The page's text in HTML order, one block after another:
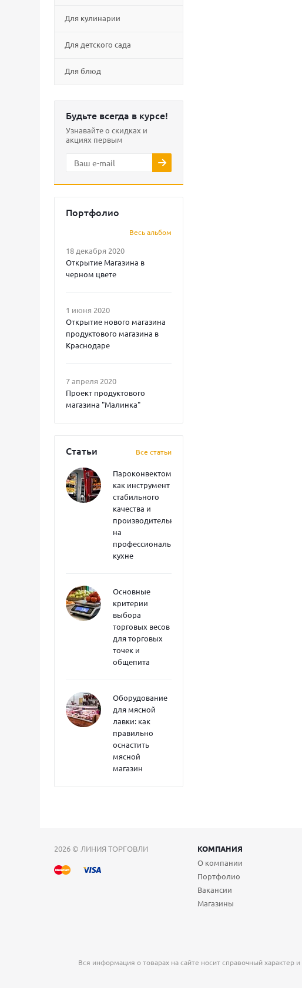
Для кулинарии
Для детского сада
Для блюд
Будьте всегда в курсе!
Узнавайте о скидках и
акциях первым
Портфолио
Весь альбом
18 декабря 2020
Открытие Магазина в
черном цвете
1 июня 2020
Открытие нового магазина
продуктового магазина в
Краснодаре
7 апреля 2020
Проект продуктового
магазина "Малинка"
Статьи Все статьи
Пароконвектоматы
как инструмент
стабильного
качества и
производительности
на
профессиональной
кухне
Основные
критерии
выбора
торговых весов
для торговых
точек и
общепита
Оборудование
для мясной
лавки: как
правильно
оснастить
мясной
магазин
2026 © ЛИНИЯ ТОРГОВЛИ КОМПАНИЯ
О компании
Портфолио
Вакансии
Магазины
Вся информация о товарах на сайте носит справочный